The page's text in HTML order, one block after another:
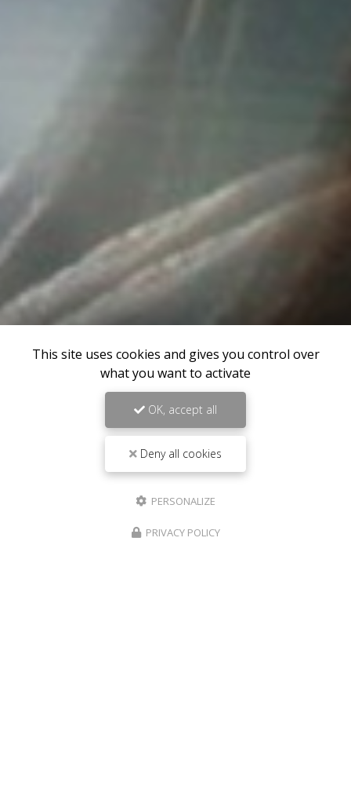
This site uses cookies and gives you control over
what you want to activate
OK, accept all
Deny all cookies
PERSONALIZE
PRIVACY POLICY